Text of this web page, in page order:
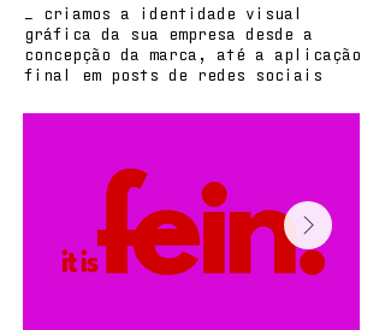
_ criamos a identidade visual
gráfica da sua empresa desde a
concepção da marca, até a aplicação
final em posts de redes sociais